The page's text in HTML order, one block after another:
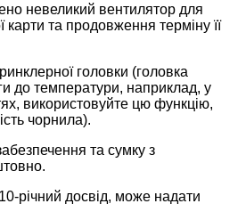
невеликий вентилятор для
та продовження терміну її
головки (головка
до температури, наприклад, у
використовуйте цю функцію,
чорнила).
та сумку з
річний досвід, може надати